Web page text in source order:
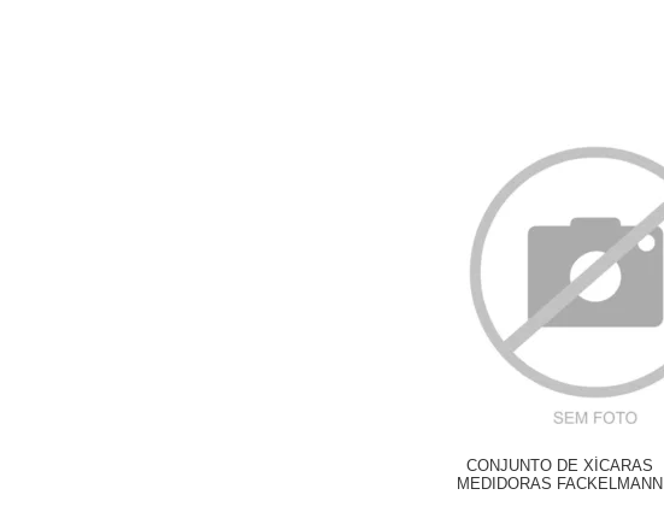
CONJUNTO DE XÍCARAS
MEDIDORAS FACKELMANN